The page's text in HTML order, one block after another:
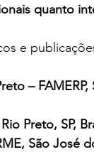
quanto
e
– FAMERP,
Preto, SP,
São José